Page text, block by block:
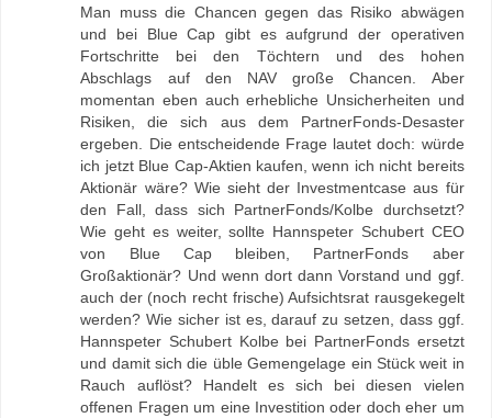
Man muss die Chancen gegen das Risiko abwägen
und bei Blue Cap gibt es aufgrund der operativen
Fortschritte bei den Töchtern und des hohen
Abschlags auf den NAV große Chancen. Aber
momentan eben auch erhebliche Unsicherheiten und
Risiken, die sich aus dem PartnerFonds-Desaster
ergeben. Die entscheidende Frage lautet doch: würde
ich jetzt Blue Cap-Aktien kaufen, wenn ich nicht bereits
Aktionär wäre? Wie sieht der Investmentcase aus für
den Fall, dass sich PartnerFonds/Kolbe durchsetzt?
Wie geht es weiter, sollte Hannspeter Schubert CEO
von Blue Cap bleiben, PartnerFonds aber
Großaktionär? Und wenn dort dann Vorstand und ggf.
auch der (noch recht frische) Aufsichtsrat rausgekegelt
werden? Wie sicher ist es, darauf zu setzen, dass ggf.
Hannspeter Schubert Kolbe bei PartnerFonds ersetzt
und damit sich die üble Gemengelage ein Stück weit in
Rauch auflöst? Handelt es sich bei diesen vielen
offenen Fragen um eine Investition oder doch eher um